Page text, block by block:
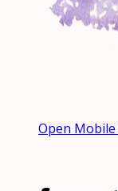
Open